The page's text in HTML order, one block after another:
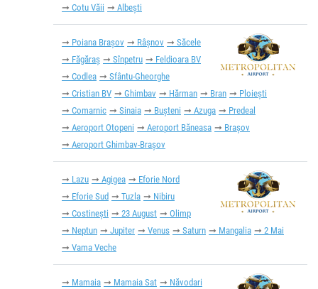
Cotu Văii
Albești
Poiana Brașov Râşnov
Săcele
Făgăraș
Sînpetru
Feldioara BV
Codlea
Sfântu-Gheorghe
Cristian BV
Ghimbav Hărman Bran
Ploiești
Comarnic
Sinaia Bușteni Azuga
Predeal
Aeroport Otopeni
Aeroport Băneasa
Brașov
Aeroport Ghimbav-Brașov
Lazu Agigea
Eforie Nord
Eforie Sud
Tuzla
Nibiru
Costinești
23 August
Olimp
Neptun
Jupiter Venus Saturn Mangalia
2 Mai
Vama Veche
Mamaia Mamaia Sat Năvodari